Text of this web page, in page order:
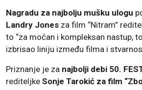
Nagradu za najbolju mušku ulogu
Landry Jones za film “Nitram”
to “za moćan i kompleksan nastup,
izbrisao liniju između filma i
Priznanje je za najbolji debi 50.
rediteljke Sonje Tarokić za film